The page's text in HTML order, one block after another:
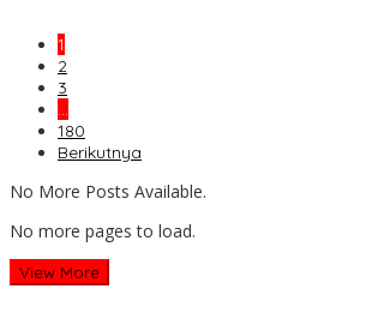
1
2
3
…
180
Berikutnya
No More Posts Available.
No more pages to load.
View More